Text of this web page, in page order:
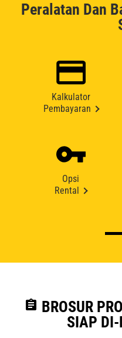
Peralatan Dan
Kalkulator
Pembayaran
Opsi
Rental
assignment BROSUR
SIAP DI-